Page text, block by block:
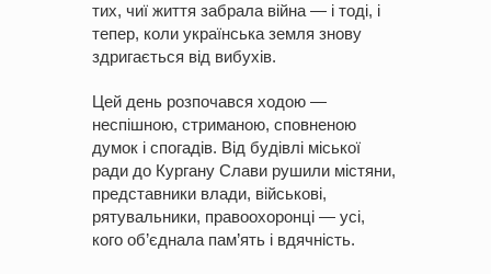
тих, чиї життя забрала війна — і тоді, і
тепер, коли українська земля знову
здригається від вибухів.
Цей день розпочався ходою —
неспішною, стриманою, сповненою
думок і спогадів. Від будівлі міської
ради до Кургану Слави рушили містяни,
представники влади, військові,
рятувальники, правоохоронці — усі,
кого об’єднала пам’ять і вдячність.